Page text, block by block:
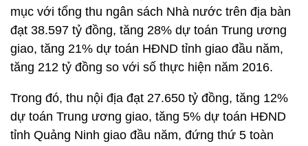
mục với tổng thu ngân sách Nhà nước trên địa bàn
đạt 38.597 tỷ đồng, tăng 28% dự toán Trung ương
giao, tăng 21% dự toán HĐND tỉnh giao đầu năm,
tăng 212 tỷ đồng so với số thực hiện năm 2016.
Trong đó, thu nội địa đạt 27.650 tỷ đồng, tăng 12%
dự toán Trung ương giao, tăng 5% dự toán HĐND
tỉnh Quảng Ninh giao đầu năm, đứng thứ 5 toàn